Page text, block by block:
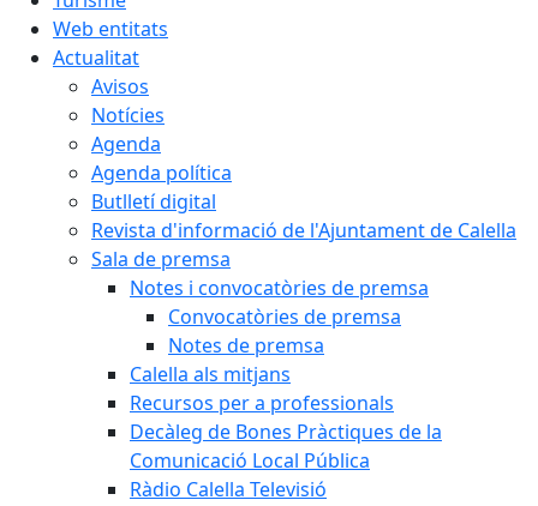
Web entitats
Actualitat
Avisos
Notícies
Agenda
Agenda política
Butlletí digital
Revista d'informació de l'Ajuntament de Calella
Sala de premsa
Notes i convocatòries de premsa
Convocatòries de premsa
Notes de premsa
Calella als mitjans
Recursos per a professionals
Decàleg de Bones Pràctiques de la
Comunicació Local Pública
Ràdio Calella Televisió